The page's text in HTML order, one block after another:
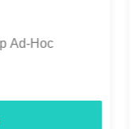
rugzak
zender met